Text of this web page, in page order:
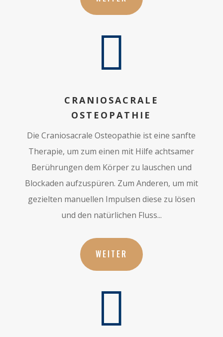

CRANIOSACRALE
OSTEOPATHIE
Die Craniosacrale Osteopathie ist eine sanfte
Therapie, um zum einen mit Hilfe achtsamer
Berührungen dem Körper zu lauschen und
Blockaden aufzuspüren. Zum Anderen, um mit
gezielten manuellen Impulsen diese zu lösen
und den natürlichen Fluss...
WEITER
